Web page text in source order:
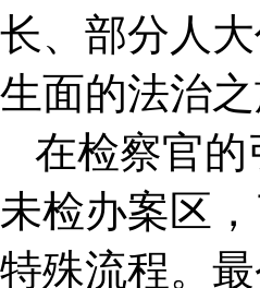
长、部分人
生面的法治之
在检察官
未检办案区
特殊流程。